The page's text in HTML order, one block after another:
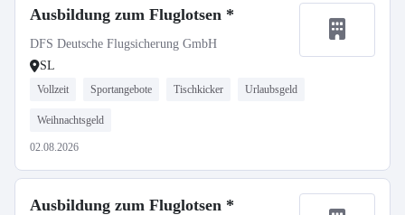
Ausbildung zum Fluglotsen *
DFS Deutsche Flugsicherung GmbH
SL
Vollzeit Sportangebote Tischkicker Urlaubsgeld
Weihnachtsgeld
02.08.2026
Ausbildung zum Fluglotsen *